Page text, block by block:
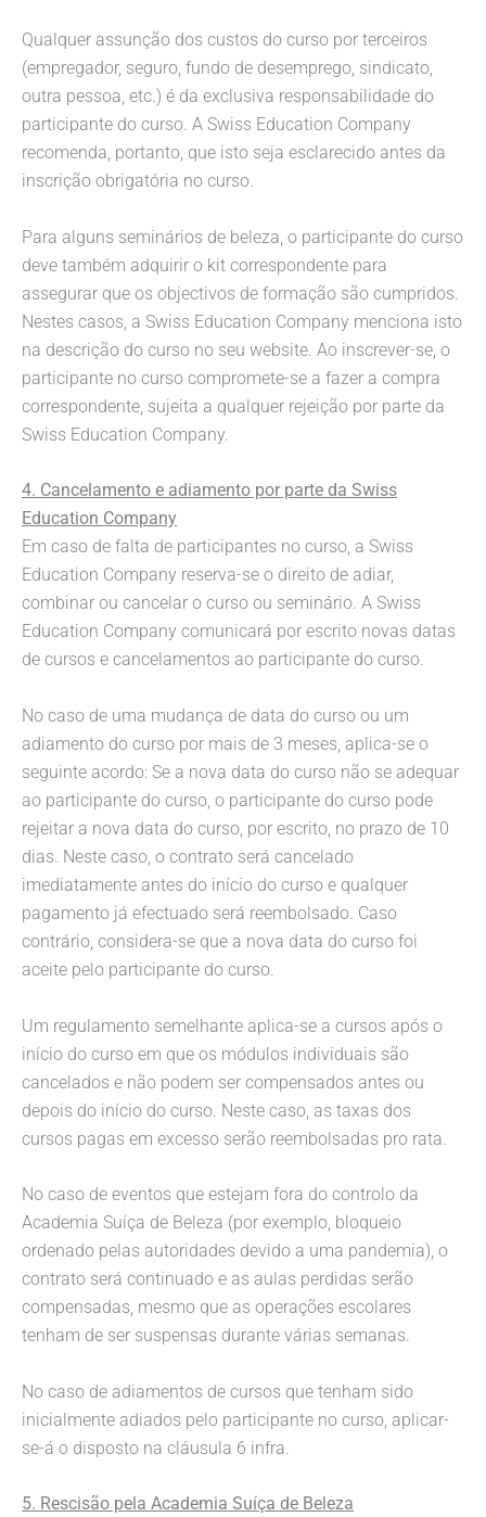
Qualquer assunção dos custos do curso por terceiros
(empregador, seguro, fundo de desemprego, sindicato,
outra pessoa, etc.) é da exclusiva responsabilidade do
participante do curso. A Swiss Education Company
recomenda, portanto, que isto seja esclarecido antes da
inscrição obrigatória no curso.
Para alguns seminários de beleza, o participante do curso
deve também adquirir o kit correspondente para
assegurar que os objectivos de formação são cumpridos.
Nestes casos, a Swiss Education Company menciona isto
na descrição do curso no seu website. Ao inscrever-se, o
participante no curso compromete-se a fazer a compra
correspondente, sujeita a qualquer rejeição por parte da
Swiss Education Company.
4. Cancelamento e adiamento por parte da Swiss
Education Company
Em caso de falta de participantes no curso, a Swiss
Education Company reserva-se o direito de adiar,
combinar ou cancelar o curso ou seminário. A Swiss
Education Company comunicará por escrito novas datas
de cursos e cancelamentos ao participante do curso.
No caso de uma mudança de data do curso ou um
adiamento do curso por mais de 3 meses, aplica-se o
seguinte acordo: Se a nova data do curso não se adequar
ao participante do curso, o participante do curso pode
rejeitar a nova data do curso, por escrito, no prazo de 10
dias. Neste caso, o contrato será cancelado
imediatamente antes do início do curso e qualquer
pagamento já efectuado será reembolsado. Caso
contrário, considera-se que a nova data do curso foi
aceite pelo participante do curso.
Um regulamento semelhante aplica-se a cursos após o
início do curso em que os módulos individuais são
cancelados e não podem ser compensados antes ou
depois do início do curso. Neste caso, as taxas dos
cursos pagas em excesso serão reembolsadas pro rata.
No caso de eventos que estejam fora do controlo da
Academia Suíça de Beleza (por exemplo, bloqueio
ordenado pelas autoridades devido a uma pandemia), o
contrato será continuado e as aulas perdidas serão
compensadas, mesmo que as operações escolares
tenham de ser suspensas durante várias semanas.
No caso de adiamentos de cursos que tenham sido
inicialmente adiados pelo participante no curso, aplicar-
se-á o disposto na cláusula 6 infra.
5. Rescisão pela Academia Suíça de Beleza